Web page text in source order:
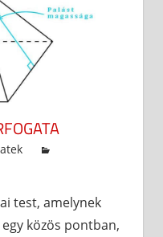
test, amelynek
közös pontban,